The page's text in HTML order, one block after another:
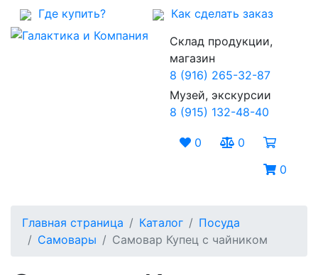
Где купить?
Как сделать заказ
Склад продукции,
магазин
8 (916) 265-32-87
Музей, экскурсии
8 (915) 132-48-40
0
0
0
Главная страница Каталог
Посуда
Самовары
Самовар Купец с чайником